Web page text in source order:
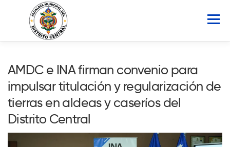
Menú
ATLAS MUNICIPAL
PORTAL DE TRANSPARENCIA
AMDC e INA firman convenio para
impulsar titulación y regularización de
tierras en aldeas y caseríos del
Distrito Central